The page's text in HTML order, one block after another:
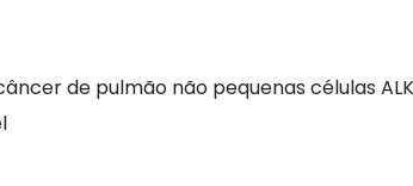
de pulmão não pequenas células